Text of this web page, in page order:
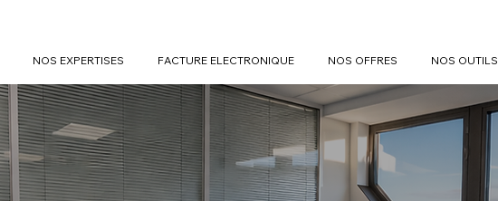
NOS EXPERTISES FACTURE ELECTRONIQUE NOS OFFRES NOS OUTILS